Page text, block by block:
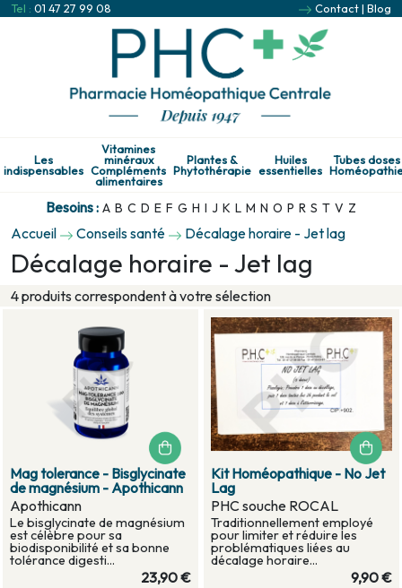
Tel : 01 47 27 99 08 Contact| Blog
Les
indispensables
Vitamines
minéraux
Compléments
alimentaires
Plantes &
Phytothérapie
Huiles
essentielles
Tubes doses
Besoins : A B C D E F G H I J K L M N O P R S T V Z
Accueil Conseils santé Décalage horaire - Jet lag
Décalage horaire - Jet lag
4 produits correspondent à votre sélection
Mag tolerance - Bisglycinate
de magnésium - Apothicann
Apothicann
Le bisglycinate de magnésium
est célèbre pour sa
biodisponibilité et sa bonne
tolérance digesti...
23,90 €
Kit Homéopathique - No Jet
Lag
PHC souche ROCAL
Traditionnellement employé
pour limiter et réduire les
problématiques liées au
décalage horaire...
9,90 €